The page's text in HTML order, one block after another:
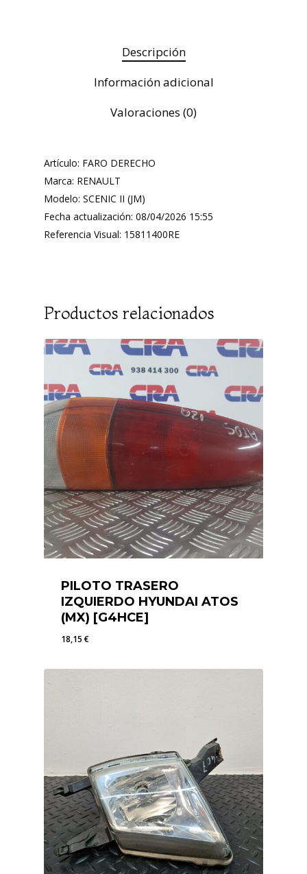
Descripción
Información adicional
Valoraciones (0)
Artículo: FARO DERECHO
Marca: RENAULT
Modelo: SCENIC II (JM)
Fecha actualización: 08/04/2026 15:55
Referencia Visual: 15811400RE
Productos relacionados
PILOTO TRASERO
IZQUIERDO HYUNDAI ATOS
(MX) [G4HCE]
18,15€